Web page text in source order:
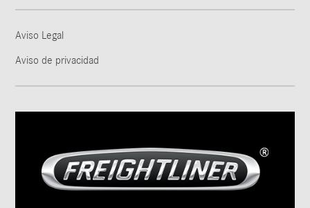
Aviso Legal
Aviso de privacidad